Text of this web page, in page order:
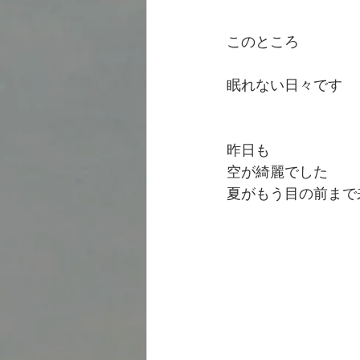
このところ
眠れない日々です
昨日も
空が綺麗でした
夏がもう目の前ま